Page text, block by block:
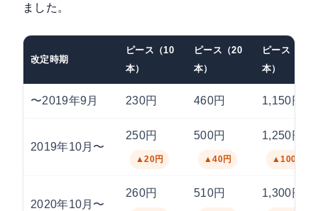
ました。
改定時期
ピース（10
本）
ピース（20
本）
ピース（50
本）
〜2019年9月 230円 460円 1,150円
2019年10月〜
250円
▲20円
500円
▲40円
1,250円
▲100円
2020年10月〜
260円 510円 1,300円